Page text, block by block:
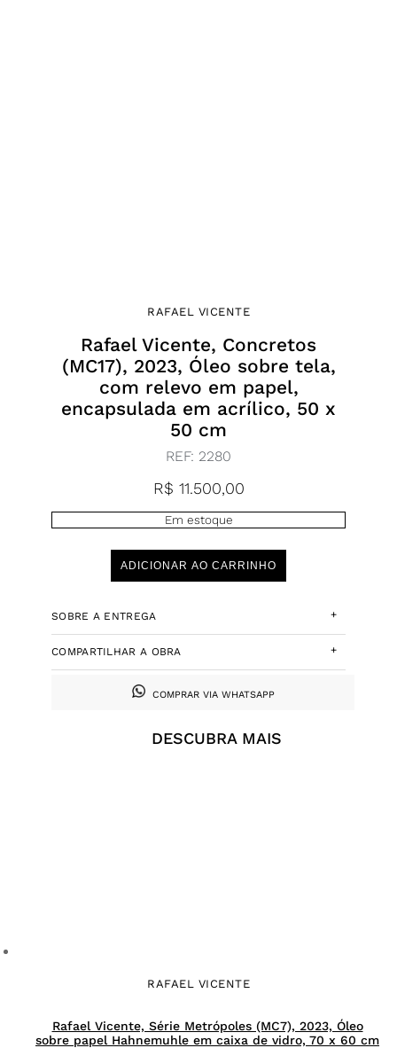
RAFAEL VICENTE
Rafael Vicente, Concretos
(MC17), 2023, Óleo sobre tela,
com relevo em papel,
encapsulada em acrílico, 50 x
50 cm
REF: 2280
R$ 11.500,00
Em estoque
ADICIONAR AO CARRINHO
SOBRE A ENTREGA +
COMPARTILHAR A OBRA +
COMPRAR VIA WHATSAPP
DESCUBRA MAIS
RAFAEL VICENTE
Rafael Vicente, Série Metrópoles (MC7), 2023, Óleo
sobre papel Hahnemuhle em caixa de vidro, 70 x 60 cm